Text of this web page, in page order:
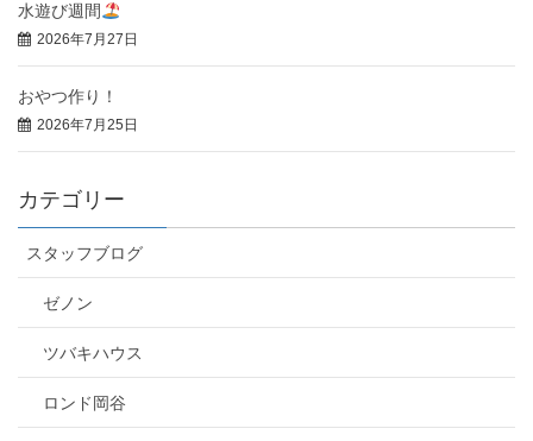
水遊び週間
2026年7月27日
おやつ作り！
2026年7月25日
カテゴリー
スタッフブログ
ゼノン
ツバキハウス
ロンド岡谷